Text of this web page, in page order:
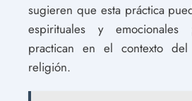
sugieren que esta práctica
espirituales y
practican en el contexto
religión.